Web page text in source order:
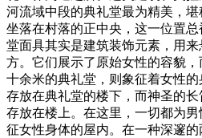
河流域中段的典礼堂最为精美，
坐落在村落的正中央，这一位置
堂面具其实是建筑装饰元素，用
方。它们展示了原始女性的容貌
十余米的典礼堂，则象征着女性
存放在典礼堂的楼下，而神圣的
存放在楼上。在这里，一切都为
征女性身体的屋内。在一种深邃